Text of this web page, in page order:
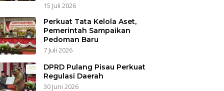
15 Juli 2026
Perkuat Tata Kelola Aset,
Pemerintah Sampaikan
Pedoman Baru
7 Juli 2026
DPRD Pulang Pisau Perkuat
Regulasi Daerah
30 Juni 2026